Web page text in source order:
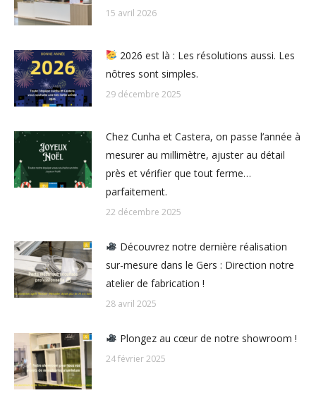
15 avril 2026
2026 est là : Les résolutions aussi. Les
nôtres sont simples.
29 décembre 2025
Chez Cunha et Castera, on passe l’année à
mesurer au millimètre, ajuster au détail
près et vérifier que tout ferme…
parfaitement.
22 décembre 2025
Découvrez notre dernière réalisation
sur-mesure dans le Gers : Direction notre
atelier de fabrication !
28 avril 2025
Plongez au cœur de notre showroom !
24 février 2025